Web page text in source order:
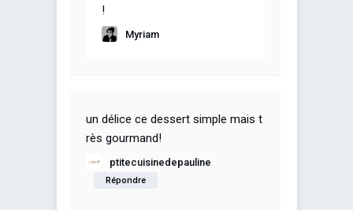
!
Myriam
un délice ce dessert simple mais t
rès gourmand!
ptitecuisinedepauline
Répondre